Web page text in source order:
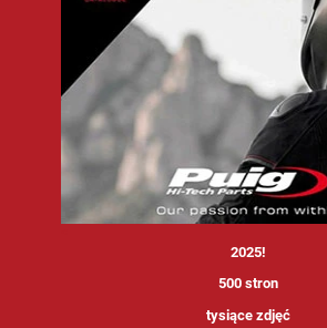
2025!
500 stron
tysiące zdjęć